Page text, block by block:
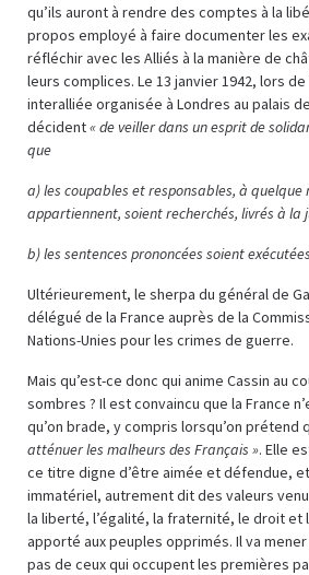
qu’ils auront à rendre des comptes à la
propos employé à faire documenter les
réfléchir avec les Alliés à la manière de
leurs complices. Le 13 janvier 1942, lors
interalliée organisée à Londres au palais
décident« de veiller dans un esprit de
que
a) les coupables et responsables, à quelque
appartiennent, soient recherchés, livrés à la
b) les sentences prononcées soient
Ultérieurement, le sherpa du général de
délégué de la France auprès de la
Nations-Unies pour les crimes de guerre.
Mais qu’est-ce donc qui anime Cassin au
sombres ? Il est convaincu que la France
qu’on brade, y compris lorsqu’on prétend
atténuer les malheurs des Français ». Elle
ce titre digne d’être aimée et défendue,
immatériel, autrement dit des valeurs
la liberté, l’égalité, la fraternité, le droit et
apporté aux peuples opprimés. Il va
pas de ceux qui occupent les premières